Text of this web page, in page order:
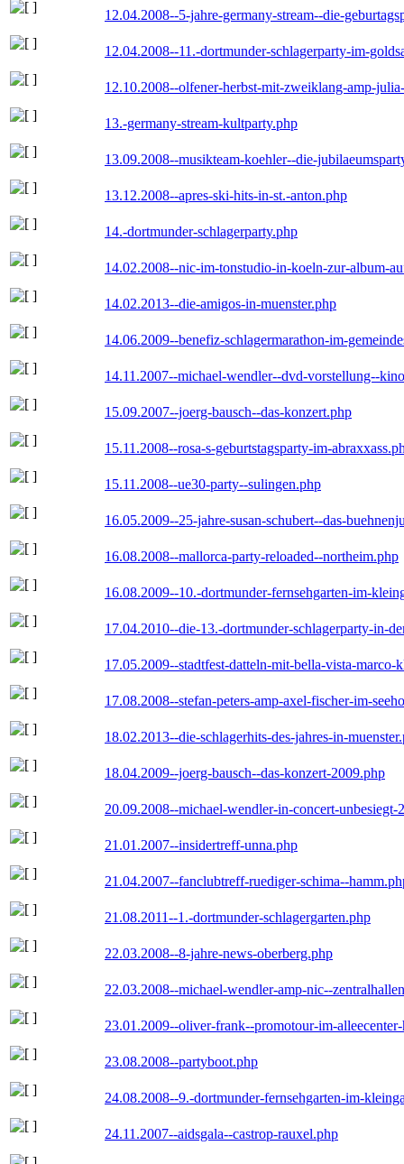
12.04.2008--5-jahre-germany-stream--die-
12.04.2008--11.-dortmunder-schlagerparty-im-
12.10.2008--olfener-herbst-mit-zweiklang-amp-
13.-germany-stream-kultparty.php
13.09.2008--musikteam-koehler--die-
13.12.2008--apres-ski-hits-in-st.-anton.php
14.-dortmunder-schlagerparty.php
14.02.2008--nic-im-tonstudio-in-koeln-zur-album-
14.02.2013--die-amigos-in-muenster.php
14.06.2009--benefiz-schlagermarathon-im-
14.11.2007--michael-wendler--dvd-vorstellung--
15.09.2007--joerg-bausch--das-konzert.php
15.11.2008--rosa-s-geburtstagsparty-im-
15.11.2008--ue30-party--sulingen.php
16.05.2009--25-jahre-susan-schubert--das-
16.08.2008--mallorca-party-reloaded--northeim.php
16.08.2009--10.-dortmunder-fernsehgarten-im-
17.04.2010--die-13.-dortmunder-schlagerparty-in-
17.05.2009--stadtfest-datteln-mit-bella-vista-marco-
17.08.2008--stefan-peters-amp-axel-fischer-im-
18.02.2013--die-schlagerhits-des-jahres-in-
18.04.2009--joerg-bausch--das-konzert-2009.php
20.09.2008--michael-wendler-in-concert-unbesiegt-
21.01.2007--insidertreff-unna.php
21.04.2007--fanclubtreff-ruediger-schima--
21.08.2011--1.-dortmunder-schlagergarten.php
22.03.2008--8-jahre-news-oberberg.php
22.03.2008--michael-wendler-amp-nic--
23.01.2009--oliver-frank--promotour-im-
23.08.2008--partyboot.php
24.08.2008--9.-dortmunder-fernsehgarten-im-
24.11.2007--aidsgala--castrop-rauxel.php